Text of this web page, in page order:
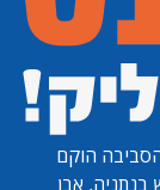
הוקם
בנתניה, אבן